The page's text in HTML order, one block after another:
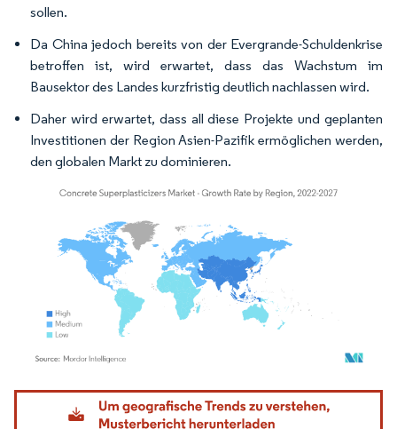
sollen.
Da China jedoch bereits von der Evergrande-Schuldenkrise
betroffen ist, wird erwartet, dass das Wachstum im
Bausektor des Landes kurzfristig deutlich nachlassen wird.
Daher wird erwartet, dass all diese Projekte und geplanten
Investitionen der Region Asien-Pazifik ermöglichen werden,
den globalen Markt zu dominieren.
Bild © Mordor Intelligence. Wiederverwendung erfordert Namensnennung gemäß